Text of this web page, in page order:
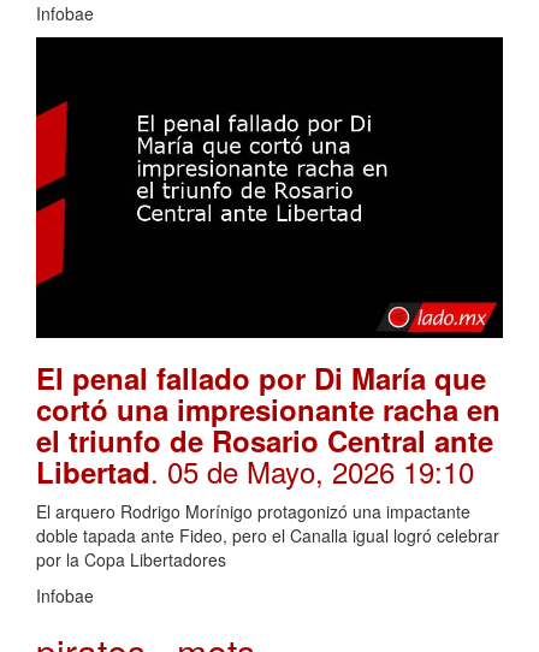
Infobae
El penal fallado por Di María que
cortó una impresionante racha en
el triunfo de Rosario Central ante
Libertad. 05 de Mayo, 2026 19:10
El arquero Rodrigo Morínigo protagonizó una impactante
doble tapada ante Fideo, pero el Canalla igual logró celebrar
por la Copa Libertadores
Infobae